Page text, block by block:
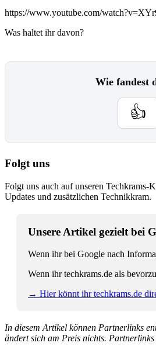
https://www.youtube.com/
Was haltet ihr davon?
Wie fandest
👍
Folgt uns
Folgt uns auch auf unseren Techkrams-
Updates und zusätzlichen Technikkram.
Unsere Artikel gezielt bei
Wenn ihr bei Google nach
Wenn ihr techkrams.de als
→ Hier könnt ihr techkrams.de
In diesem Artikel können Partnerlinks
ändert sich am Preis nichts.